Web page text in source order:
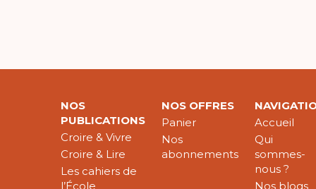
NOS
PUBLICATIONS
Croire & Vivre
Croire & Lire
Les cahiers de
l’École
NOS OFFRES
Panier
Nos
abonnements
Accueil
Qui
sommes-
nous ?
Nos blogs